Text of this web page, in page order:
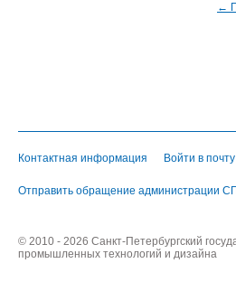
←
Контактная информация Войти в почту
Отправить обращение администрации
© 2010 - 2026 Санкт-Петербургский
промышленных технологий и дизайна